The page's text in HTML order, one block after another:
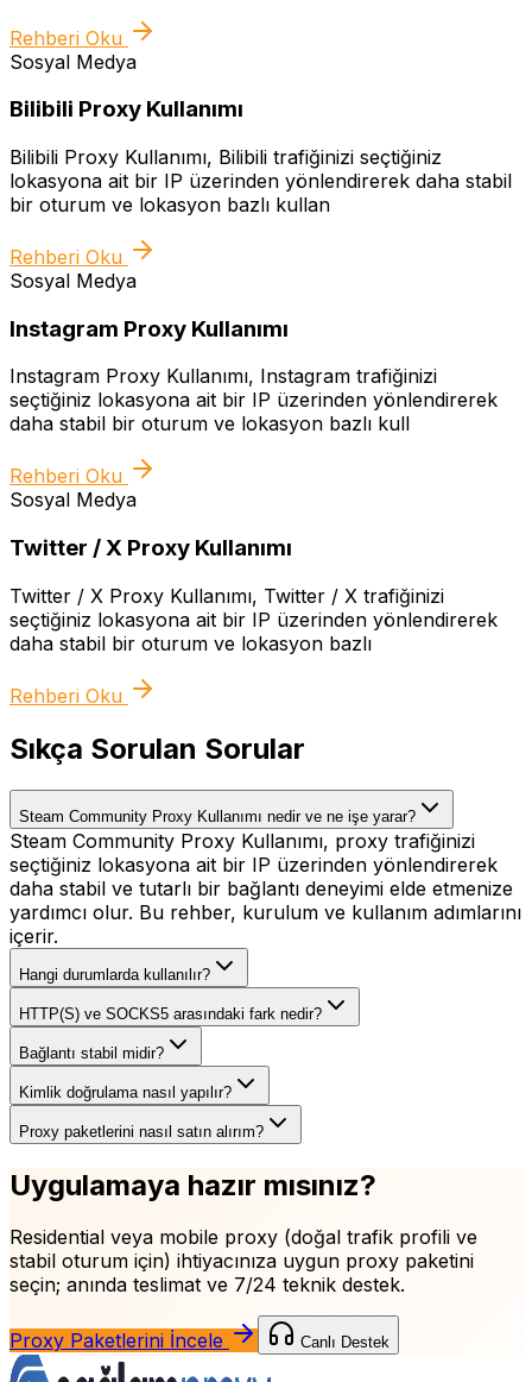
Rehberi Oku
Sosyal Medya
Bilibili Proxy Kullanımı
Bilibili Proxy Kullanımı, Bilibili trafiğinizi seçtiğiniz
lokasyona ait bir IP üzerinden yönlendirerek daha stabil
bir oturum ve lokasyon bazlı kullan
Rehberi Oku
Sosyal Medya
Instagram Proxy Kullanımı
Instagram Proxy Kullanımı, Instagram trafiğinizi
seçtiğiniz lokasyona ait bir IP üzerinden yönlendirerek
daha stabil bir oturum ve lokasyon bazlı kull
Rehberi Oku
Sosyal Medya
Twitter / X Proxy Kullanımı
Twitter / X Proxy Kullanımı, Twitter / X trafiğinizi
seçtiğiniz lokasyona ait bir IP üzerinden yönlendirerek
daha stabil bir oturum ve lokasyon bazlı
Rehberi Oku
Sıkça Sorulan Sorular
Steam Community Proxy Kullanımı nedir ve ne işe yarar?
Steam Community Proxy Kullanımı, proxy trafiğinizi
seçtiğiniz lokasyona ait bir IP üzerinden yönlendirerek
daha stabil ve tutarlı bir bağlantı deneyimi elde etmenize
yardımcı olur. Bu rehber, kurulum ve kullanım adımlarını
içerir.
Hangi durumlarda kullanılır?
HTTP(S) ve SOCKS5 arasındaki fark nedir?
Bağlantı stabil midir?
Kimlik doğrulama nasıl yapılır?
Proxy paketlerini nasıl satın alırım?
Uygulamaya hazır mısınız?
Residential veya mobile proxy (doğal trafik profili ve
stabil oturum için) ihtiyacınıza uygun proxy paketini
seçin; anında teslimat ve 7/24 teknik destek.
Proxy Paketlerini İncele Canlı Destek